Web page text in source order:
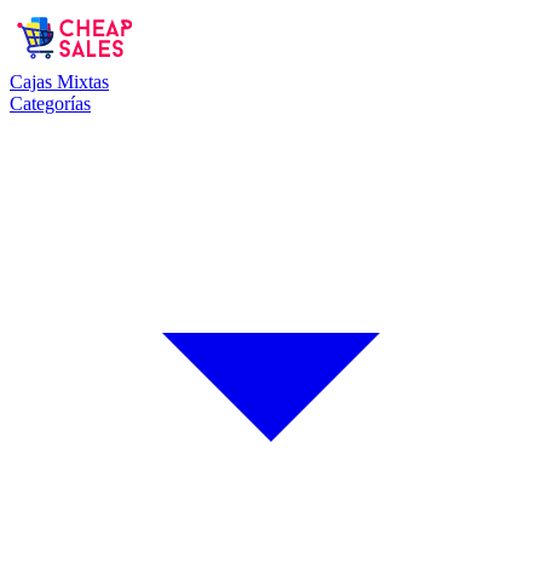
Cajas Mixtas
Categorías